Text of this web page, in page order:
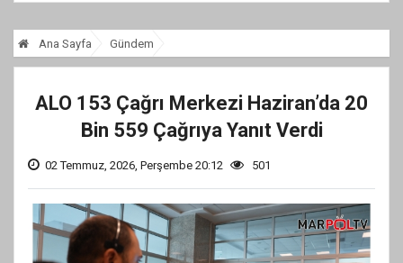
Ana Sayfa Gündem
ALO 153 Çağrı Merkezi Haziran’da 20
Bin 559 Çağrıya Yanıt Verdi
02 Temmuz, 2026, Perşembe 20:12 501